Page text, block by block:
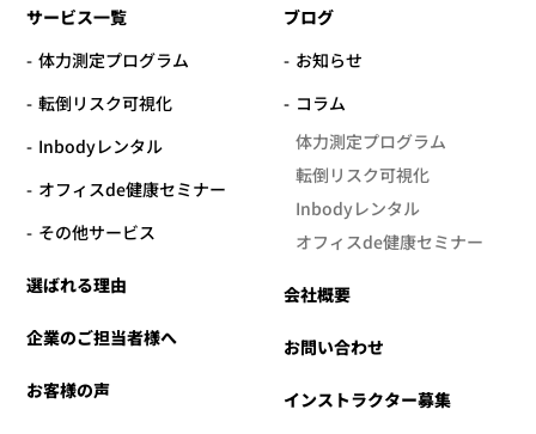
サービス一覧
体力測定プログラム
転倒リスク可視化
Inbodyレンタル
オフィスde健康セミナー
その他サービス
選ばれる理由
企業のご担当者様へ
お客様の声
ブログ
お知らせ
コラム
体力測定プログラム
転倒リスク可視化
Inbodyレンタル
オフィスde健康セミナー
会社概要
お問い合わせ
インストラクター募集